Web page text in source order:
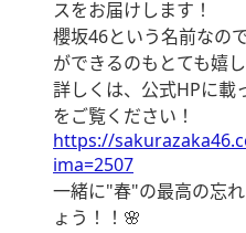
スをお届けします！
櫻坂46という名前なの
ができるのもとても嬉
詳しくは、公式HPに載
をご覧ください！
https://
ima=2507
一緒に"春"の最高の忘
ょう！！🌸